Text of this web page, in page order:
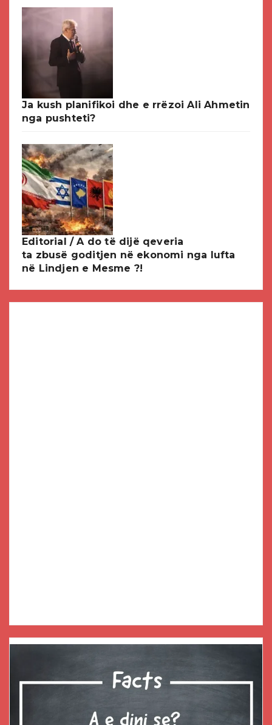
Ja kush planifikoi dhe e rrëzoi Ali Ahmetin
nga pushteti?
Editorial / A do të dijë qeveria
ta zbusë goditjen në ekonomi nga lufta
në Lindjen e Mesme ?!